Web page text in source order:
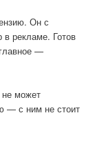
Он с
в рекламе. Готов
—
не может
— с ним не стоит